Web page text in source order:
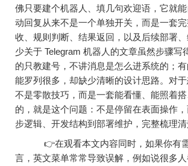
佛只要建个机器人、填几句欢迎语，它就
动回复从来不是一个单独开关，而是一套
收、规则判断、结果返回，以及后续部署
少关于 Telegram 机器人的文章虽然步骤
的只教建号，不讲消息是怎么进系统的；
能罗列很多，却缺少清晰的设计思路。对
不是零散技巧，而是一套能看懂、能照着
的，就是这个问题：不是停留在表面操作
步逻辑、开发结构到部署维护，完整梳理清
👉在观看本文内容同时，如果你有需
言，英文菜单常常导致误解，例如说很多人